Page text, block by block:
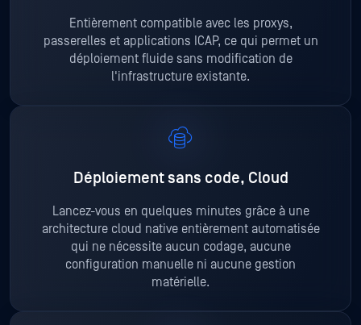
Entièrement compatible avec les proxys,
passerelles et applications ICAP, ce qui permet un
déploiement fluide sans modification de
l'infrastructure existante.
Déploiement sans code, Cloud
Lancez-vous en quelques minutes grâce à une
architecture cloud native entièrement automatisée
qui ne nécessite aucun codage, aucune
configuration manuelle ni aucune gestion
matérielle.